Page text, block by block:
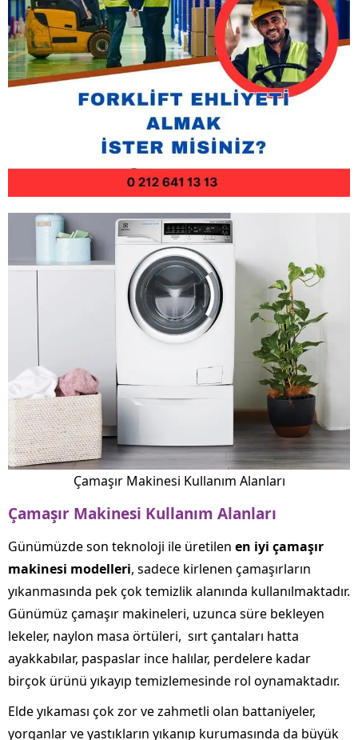
Çamaşır Makinesi Kullanım Alanları
Çamaşır Makinesi Kullanım Alanları
Günümüzde son teknoloji ile üretilen en iyi çamaşır
makinesi modelleri, sadece kirlenen çamaşırların
yıkanmasında pek çok temizlik alanında kullanılmaktadır.
Günümüz çamaşır makineleri, uzunca süre bekleyen
lekeler, naylon masa örtüleri, sırt çantaları hatta
ayakkabılar, paspaslar ince halılar, perdelere kadar
birçok ürünü yıkayıp temizlemesinde rol oynamaktadır.
Elde yıkaması çok zor ve zahmetli olan battaniyeler,
yorganlar ve yastıkların yıkanıp kurumasında da büyük